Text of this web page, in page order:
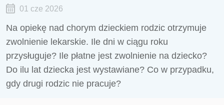
01 cze 2026
Na opiekę nad chorym dzieckiem rodzic otrzymuje
zwolnienie lekarskie. Ile dni w ciągu roku
przysługuje? Ile płatne jest zwolnienie na dziecko?
Do ilu lat dziecka jest wystawiane? Co w przypadku,
gdy drugi rodzic nie pracuje?